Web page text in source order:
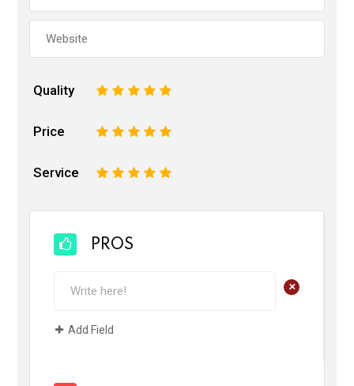
Quality 5
4
3
2
Price 5
4
3
2
Service 5
4
3
2
PROS
+
Add Field